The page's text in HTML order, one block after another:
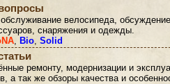
велосипеда, обсуждение
снаряжения и одежды.
, Bio, Solid
ремонту, модернизации и
а так же обзоры качества и